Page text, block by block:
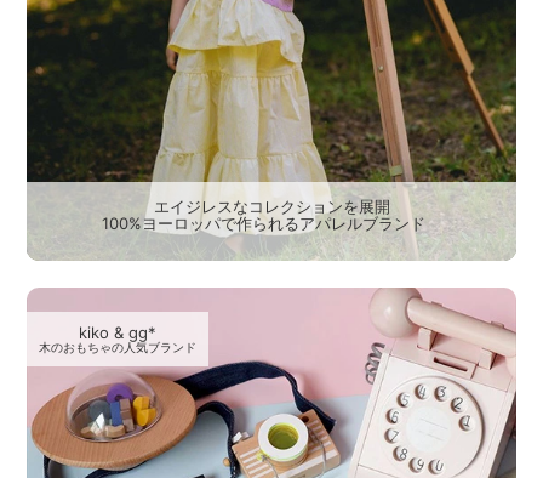
エイジレスなコレクションを展開
100%ヨーロッパで作られるアパレルブランド
kiko & gg*
木のおもちゃの人気ブランド